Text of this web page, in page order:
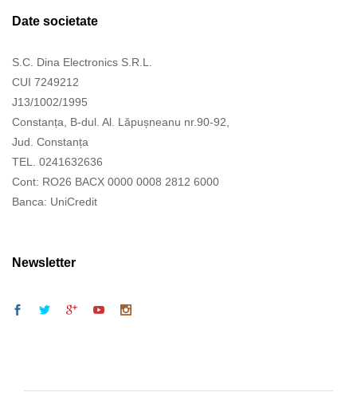
Date societate
S.C. Dina Electronics S.R.L.
CUI 7249212
J13/1002/1995
Constanța, B-dul. Al. Lăpușneanu nr.90-92,
Jud. Constanța
TEL. 0241632636
Cont: RO26 BACX 0000 0008 2812 6000
Banca: UniCredit
Newsletter